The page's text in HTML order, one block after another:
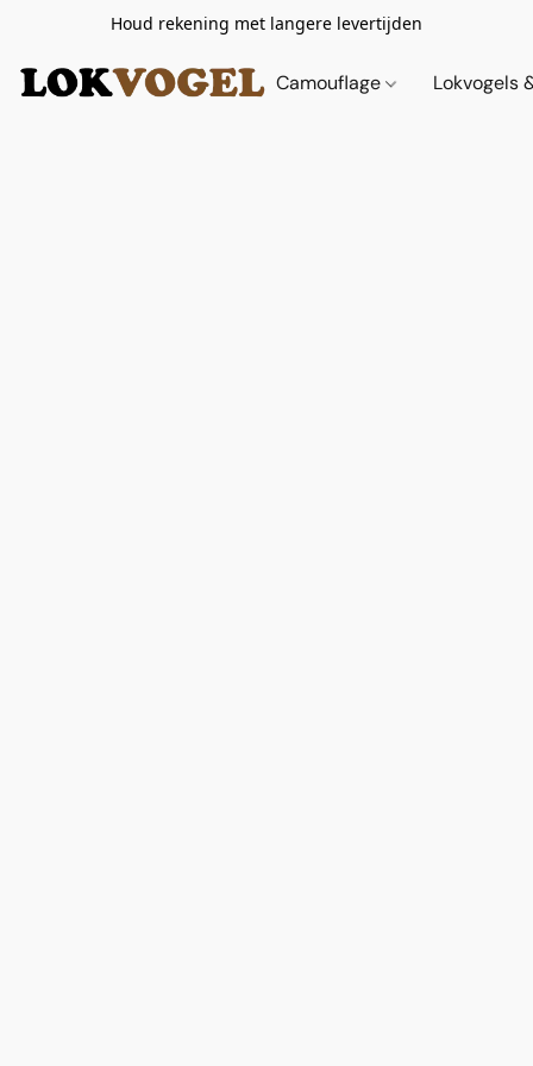
Houd rekening met langere levertijden
Camouflage Lokvogels